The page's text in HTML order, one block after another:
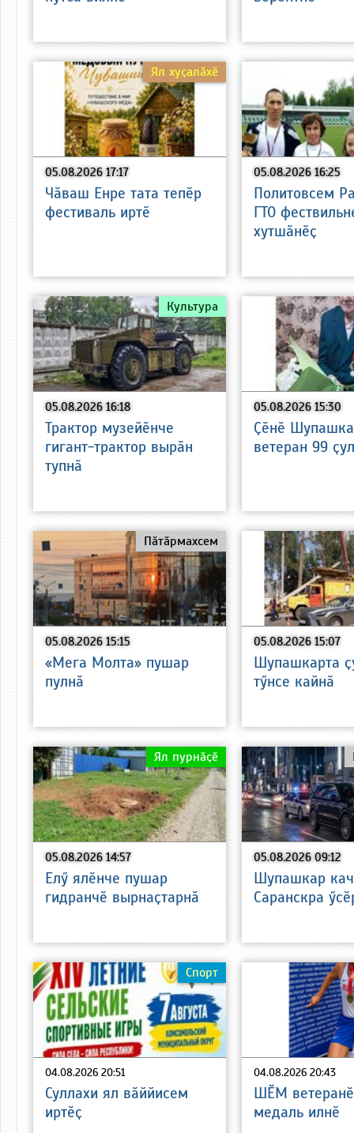
05.08.2026 17:17
Ял хуҫалӑхӗ
Чӑваш Енре тата тепӗр
фестиваль иртӗ
05.08.2026 16:25
Политовсем
ГТО
хутшӑнӗҫ
05.08.2026 16:18
Культура
Трактор музейӗнче
гигант-трактор вырӑн
тупнӑ
05.08.2026 15:30
Ҫӗнӗ
ветеран 99
05.08.2026 15:15
Пӑтӑрмахсем
«Мега Молта» пушар
пулнӑ
05.08.2026 15:07
Шупашкарта
тӳнсе кайнӑ
05.08.2026 14:57
Ял пурнӑҫӗ
Елӳ ялӗнче пушар
гидранчӗ вырнаҫтарнӑ
05.08.2026 09:12
Шупашкар
Саранскра
04.08.2026 20:51
Спорт
Суллахи ял вӑййисем
иртӗҫ
04.08.2026 20:43
ШӖМ
медаль илнӗ